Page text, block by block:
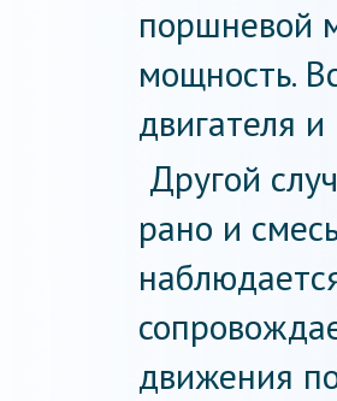
поршневой
мощность.
двигателя
Другой
рано и
движения